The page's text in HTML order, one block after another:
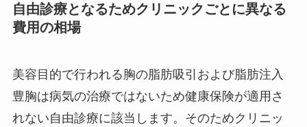
自由診療となるためクリニックごとに異なる
費用の相場
美容目的で行われる胸の脂肪吸引および脂肪注入
豊胸は病気の治療ではないため健康保険が適用さ
れない自由診療に該当します。そのためクリニッ